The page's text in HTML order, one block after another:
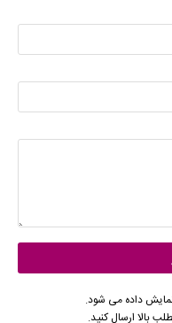
داده می شود.
بالا ارسال کنید.